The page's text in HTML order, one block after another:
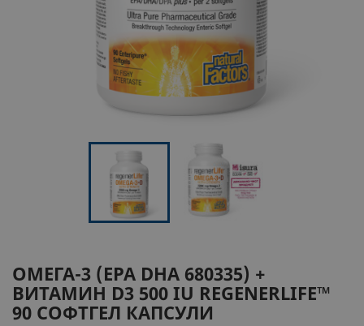
ОМЕГА-3 (ЕРА DHA 680335) +
ВИТАМИН D3 500 IU REGENERLIFE™
90 СОФТГЕЛ КАПСУЛИ